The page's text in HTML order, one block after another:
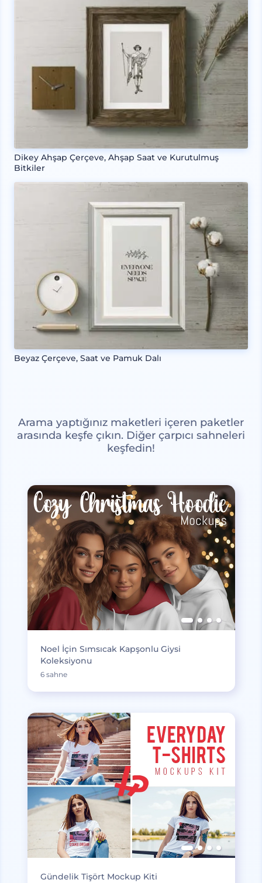
Dikey Ahşap Çerçeve, Ahşap Saat ve Kurutulmuş
Bitkiler
Beyaz Çerçeve, Saat ve Pamuk Dalı
Arama yaptığınız maketleri içeren paketler
arasında keşfe çıkın. Diğer çarpıcı sahneleri
keşfedin!
Noel İçin Sımsıcak Kapşonlu Giysi
Koleksiyonu
6 sahne
Gündelik Tişört Mockup Kiti